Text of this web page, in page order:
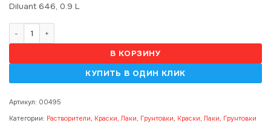
Diluant 646, 0.9 L
В КОРЗИНУ
Артикул: 00495
Категории: Растворители, Краски, Лаки, Грунтовки, Краски, Лаки, Грунтовки